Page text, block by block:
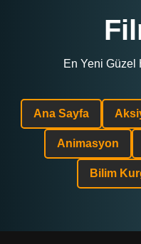
En Yeni Güzel
Ana Sayfa
Animasyon
Bilim